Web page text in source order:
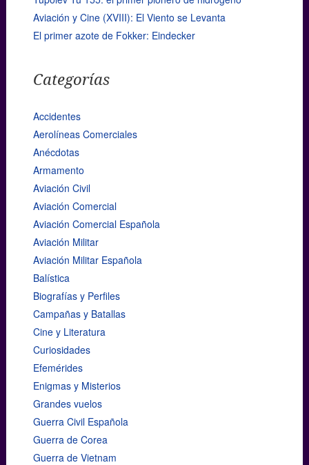
Aviación y Cine (XVIII): El Viento se Levanta
El primer azote de Fokker: Eindecker
Categorías
Accidentes
Aerolíneas Comerciales
Anécdotas
Armamento
Aviación Civil
Aviación Comercial
Aviación Comercial Española
Aviación Militar
Aviación Militar Española
Balística
Biografías y Perfiles
Campañas y Batallas
Cine y Literatura
Curiosidades
Efemérides
Enigmas y Misterios
Grandes vuelos
Guerra Civil Española
Guerra de Corea
Guerra de Vietnam